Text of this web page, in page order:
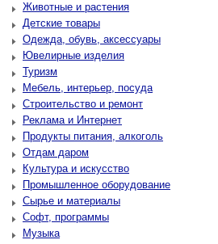
Животные и растения
Детские товары
Одежда, обувь, аксессуары
Ювелирные изделия
Туризм
Мебель, интерьер, посуда
Строительство и ремонт
Реклама и Интернет
Продукты питания, алкоголь
Отдам даром
Культура и искусство
Промышленное оборудование
Сырье и материалы
Софт, программы
Музыка